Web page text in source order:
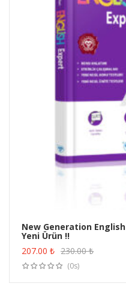
New Generation
Yeni Ürün !!
207.00 ₺ 230.00₺
(0s)